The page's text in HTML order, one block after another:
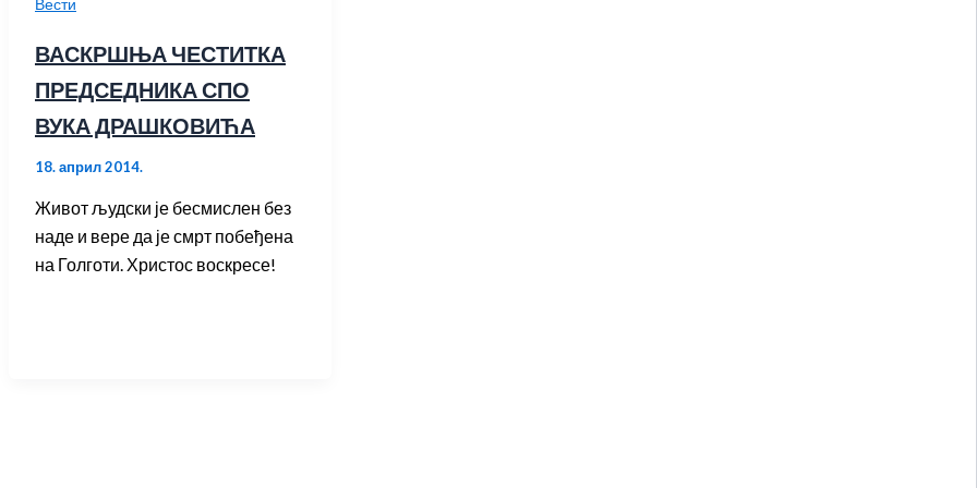
Вести
ВАСКРШЊА ЧЕСТИТКА
ПРЕДСЕДНИКА СПО
ВУКА ДРАШКОВИЋА
18. април 2014.
Живот људски је бесмислен без
наде и вере да је смрт побеђена
на Голготи. Христос воскресе!